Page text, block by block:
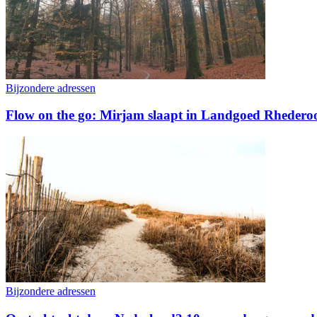
Bijzondere adressen
Flow on the go: Mirjam slaapt in Landgoed
Bijzondere adressen